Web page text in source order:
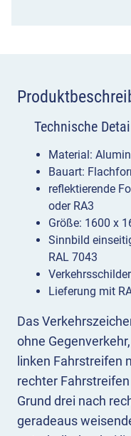
Das
ohne
linken Fahrstreifen
rechter
Grund drei nach
geradeaus
Technische
Material:
Bauart:
reflektierende
oder RA3
Größe: 1600 x
Sinnbild
RAL 7043
Lieferung mit